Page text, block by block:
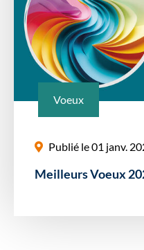
Voeux
Publié le 01 janv.
Meilleurs Voeux